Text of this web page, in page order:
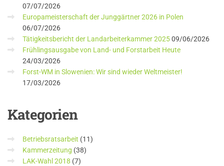
07/07/2026
Europameisterschaft der Junggärtner 2026 in Polen
06/07/2026
Tätigkeitsbericht der Landarbeiterkammer 202509/06/2026
Frühlingsausgabe von Land- und Forstarbeit Heute
24/03/2026
Forst-WM in Slowenien: Wir sind wieder Weltmeister!
17/03/2026
Kategorien
Betriebsratsarbeit (11)
Kammerzeitung (38)
LAK-Wahl 2018 (7)